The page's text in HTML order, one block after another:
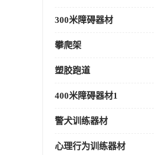
300米障碍器材
攀爬架
塑胶跑道
400米障碍器材1
警犬训练器材
心理行为训练器材